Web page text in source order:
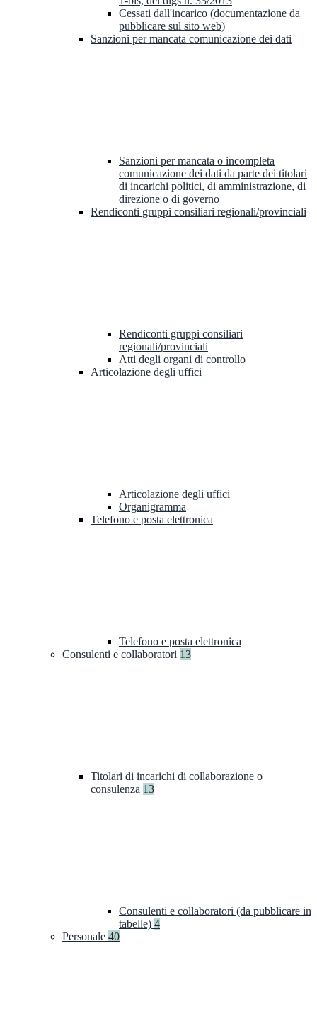
Cessati dall'incarico (documentazione da
pubblicare sul sito web)
Sanzioni per mancata comunicazione dei dati
Sanzioni per mancata o incompleta
comunicazione dei dati da parte dei titolari
di incarichi politici, di amministrazione, di
direzione o di governo
Rendiconti gruppi consiliari regionali/provinciali
Rendiconti gruppi consiliari
regionali/provinciali
Atti degli organi di controllo
Articolazione degli uffici
Articolazione degli uffici
Organigramma
Telefono e posta elettronica
Telefono e posta elettronica
Consulenti e collaboratori 13
Titolari di incarichi di collaborazione o
consulenza 13
Consulenti e collaboratori (da pubblicare in
tabelle) 4
Personale 40